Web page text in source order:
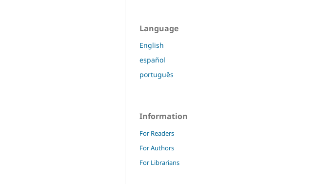
Language
English
español
português
Information
For Readers
For Authors
For Librarians